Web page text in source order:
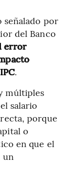
señalado por
del Banco
error
.
múltiples
salario
porque
o
en que el
un